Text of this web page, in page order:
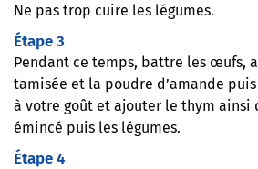
Ne pas trop cuire les légumes.
Étape 3
Pendant ce temps, battre les œufs,
tamisée et la poudre d’amande
à votre goût et ajouter le thym
émincé puis les légumes.
Étape 4